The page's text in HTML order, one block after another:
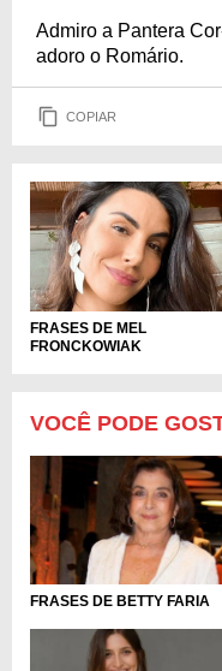
Admiro a Pantera
adoro o Romário.
COPIAR
FRASES DE MEL
FRONCKOWIAK
VOCÊ PODE
FRASES DE BETTY FARIA